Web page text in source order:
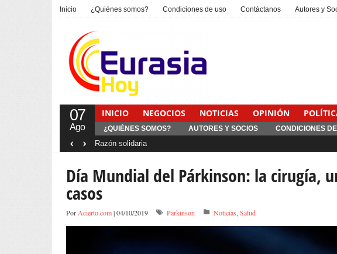
Inicio ¿Quiénes somos? Condiciones de uso Contáctanos Autores y
07
Ago
INICIO NEGOCIOS NOTICIAS OPINIÓN
¿QUIÉNES SOMOS? AUTORES Y SOCIOS CONDICIONES
Interventionism estatal
‹ ›
Día Mundial del Párkinson: la cirugía,
casos
Por Acierto.com| 04/10/2019 Parkinson Noticias, Salud